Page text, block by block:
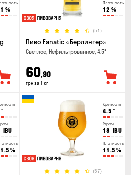
%
Плотность
12 %
(51)
Пиво Fanatic «Берлингер»
Светлое, Нефильтрованное, 4.5°
60,90
грн за 1 кг
°
IBU
%
Крепость
4.5 °
Горечь
18 IBU
Плотность
11.5 %
(57)